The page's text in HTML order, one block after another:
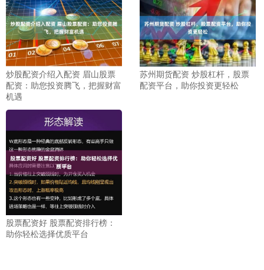
炒股配资介绍入配资 眉山股票
配资：助您投资腾飞，把握财富
机遇
苏州期货配资 炒股杠杆，股票
配资平台，助你投资更轻松
股票配资好 股票配资排行榜：
助你轻松选择优质平台